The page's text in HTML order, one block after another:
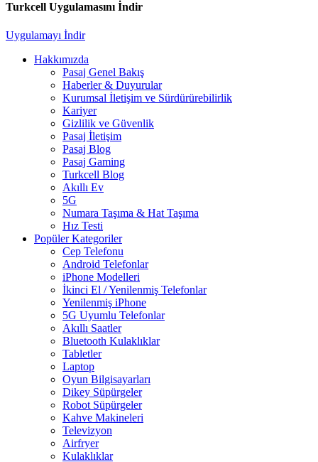
Turkcell Uygulamasını İndir
Uygulamayı İndir
Hakkımızda
Pasaj Genel Bakış
Haberler & Duyurular
Kurumsal İletişim ve Sürdürürebilirlik
Kariyer
Gizlilik ve Güvenlik
Pasaj İletişim
Pasaj Blog
Pasaj Gaming
Turkcell Blog
Akıllı Ev
5G
Numara Taşıma & Hat Taşıma
Hız Testi
Popüler Kategoriler
Cep Telefonu
Android Telefonlar
iPhone Modelleri
İkinci El / Yenilenmiş Telefonlar
Yenilenmiş iPhone
5G Uyumlu Telefonlar
Akıllı Saatler
Bluetooth Kulaklıklar
Tabletler
Laptop
Oyun Bilgisayarları
Dikey Süpürgeler
Robot Süpürgeler
Kahve Makineleri
Televizyon
Airfryer
Kulaklıklar